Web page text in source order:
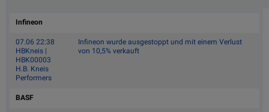
Infineon
07.06 22:38
HBKneis |
HBK00003
H.B. Kneis
Performers
Infineon wurde ausgestoppt und mit einem Verlust
von 10,5% verkauft
BASF